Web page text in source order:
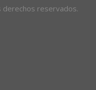
reservados.